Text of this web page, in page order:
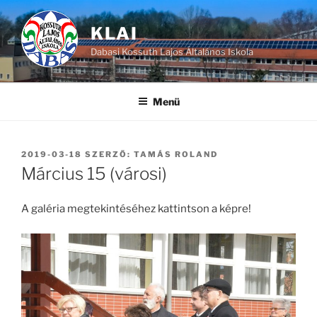
Tartalomhoz
KLAI
Dabasi Kossuth Lajos Általános Iskola
Menü
BEKÜLDVE:
2019-03-18 SZERZŐ: TAMÁS ROLAND
Március 15 (városi)
A galéria megtekintéséhez kattintson a képre!